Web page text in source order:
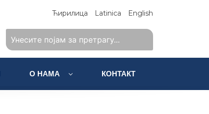
Ћирилица Latinica English
О НАМА КОНТАКТ